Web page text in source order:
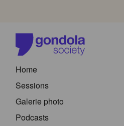
Home
Sessions
Galerie photo
Podcasts